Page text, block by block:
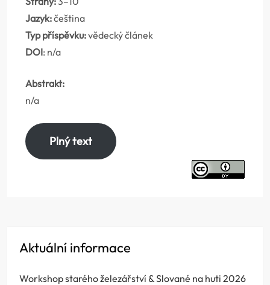
Jazyk:čeština
Typ příspěvku:vědecký článek
DOI: n/a
Abstrakt:
n/a
Plný text
Aktuální informace
Workshop starého železářství & Slované na huti 2026